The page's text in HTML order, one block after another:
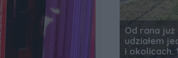
Od rana
udziałem
i okolicach.